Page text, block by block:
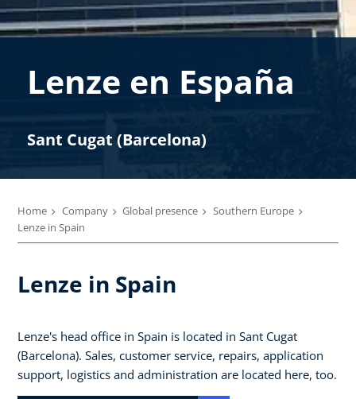
Lenze en España
Sant Cugat (Barcelona)
Home Company Global presence
Southern Europe
Lenze in Spain
Lenze in Spain
Lenze's head office in Spain is located in Sant Cugat
(Barcelona). Sales, customer service, repairs, application
support, logistics and administration are located here, too.